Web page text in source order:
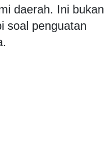
daerah. Ini bukan
soal penguatan